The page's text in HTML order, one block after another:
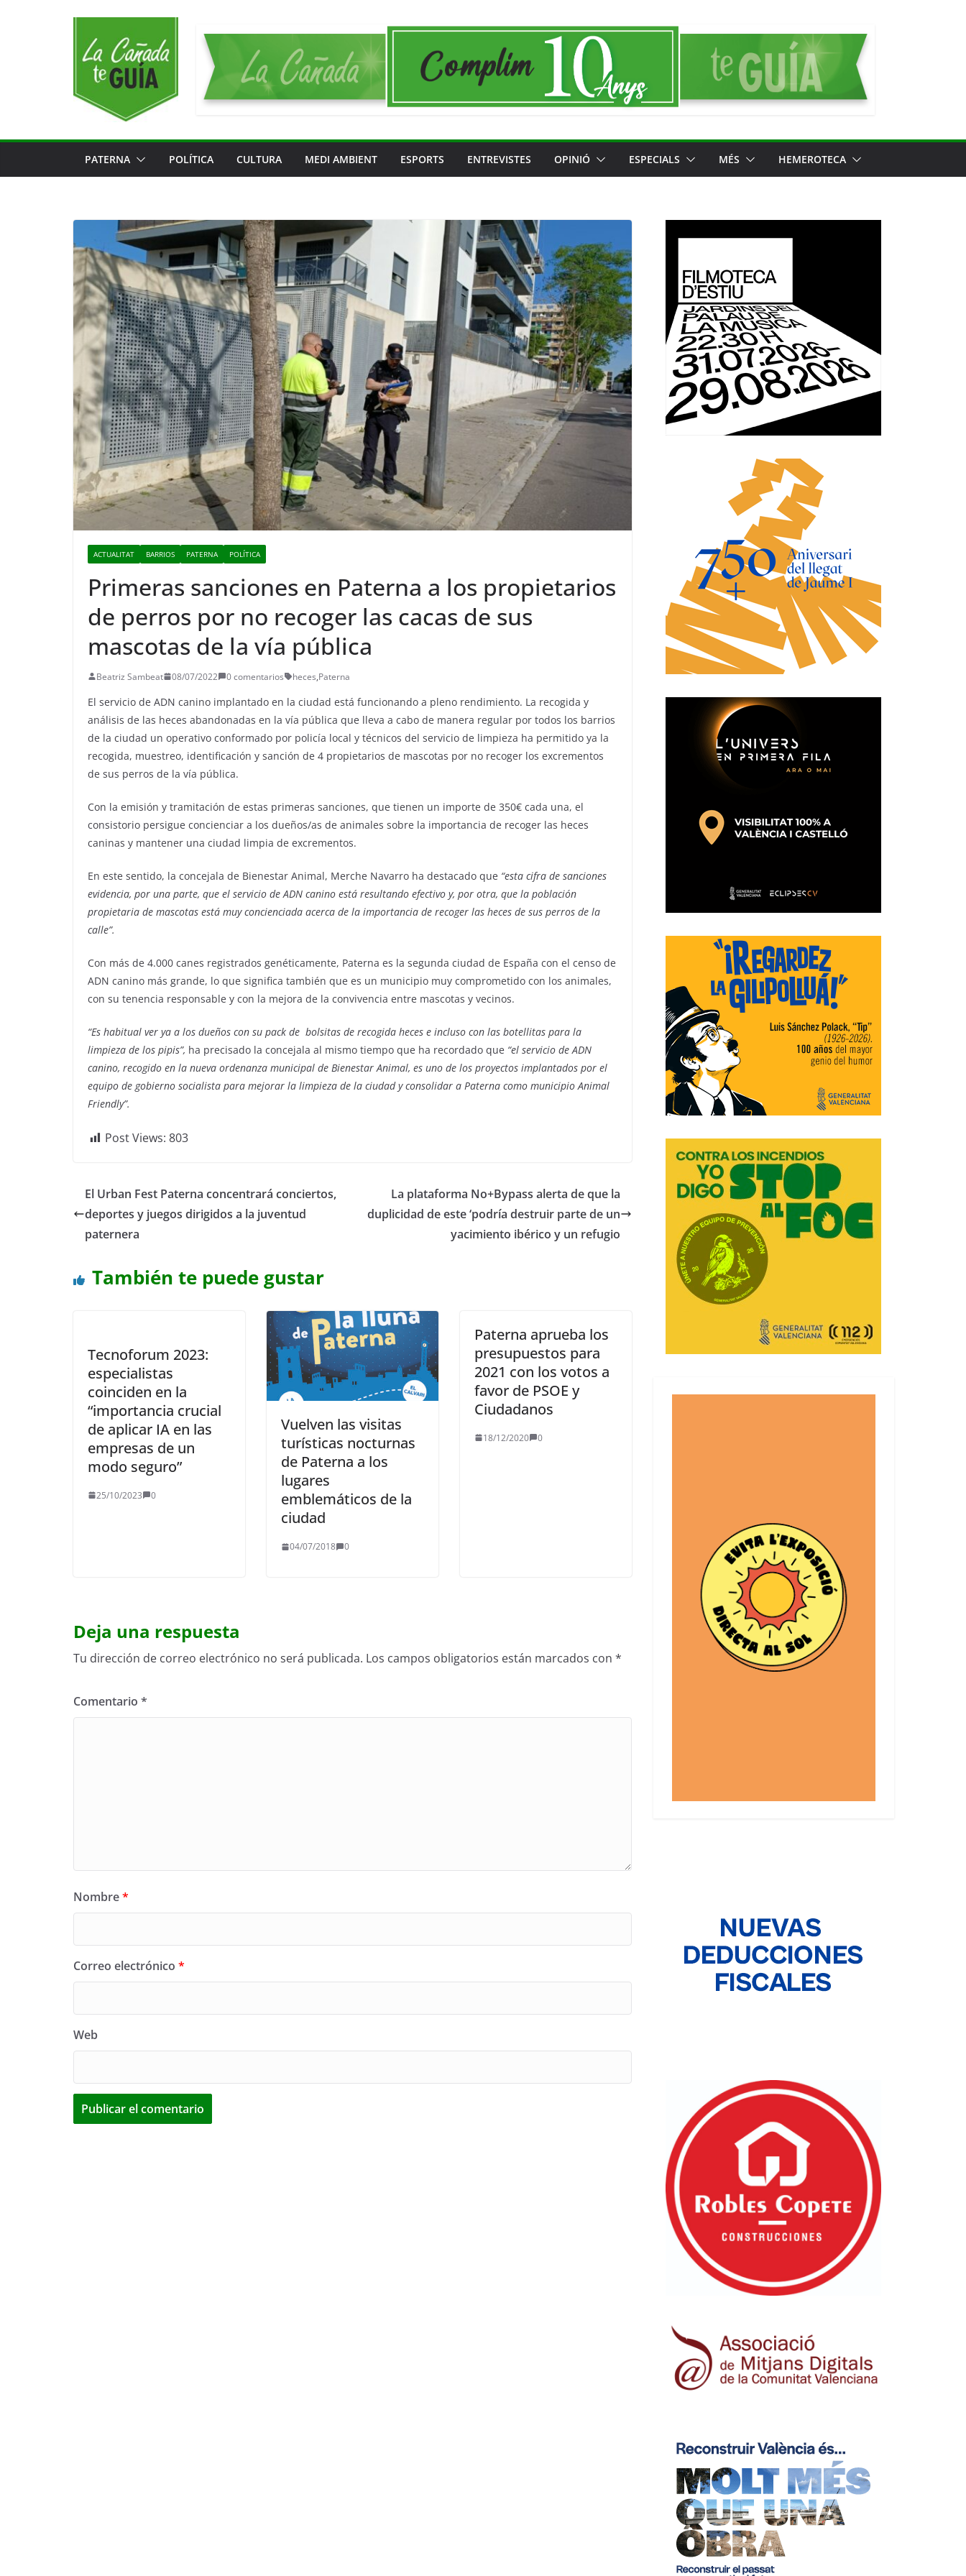
PATERNA POLÍTICA CULTURA MEDI AMBIENT ESPORTS ENTREVISTES OPINIÓ ESPECIALS MÉS HEMEROTECA
ACTUALITAT BARRIOS PATERNA POLÍTICA
Primeras sanciones en Paterna a los propietarios
de perros por no recoger las cacas de sus
mascotas de la vía pública
Beatriz Sambeat 08/07/2022 0 comentarios heces,Paterna
El servicio de ADN canino implantado en la ciudad está funcionando a pleno rendimiento. La recogida y
análisis de las heces abandonadas en la vía pública que lleva a cabo de manera regular por todos los barrios
de la ciudad un operativo conformado por policía local y técnicos del servicio de limpieza ha permitido ya la
recogida, muestreo, identificación y sanción de 4 propietarios de mascotas por no recoger los excrementos
de sus perros de la vía pública.
Con la emisión y tramitación de estas primeras sanciones, que tienen un importe de 350€ cada una, el
consistorio persigue concienciar a los dueños/as de animales sobre la importancia de recoger las heces
caninas y mantener una ciudad limpia de excrementos.
En este sentido, la concejala de Bienestar Animal, Merche Navarro ha destacado que “esta cifra de sanciones
evidencia, por una parte, que el servicio de ADN canino está resultando efectivo y, por otra, que la población
propietaria de mascotas está muy concienciada acerca de la importancia de recoger las heces de sus perros de la
calle”.
Con más de 4.000 canes registrados genéticamente, Paterna es la segunda ciudad de España con el censo de
ADN canino más grande, lo que significa también que es un municipio muy comprometido con los animales,
con su tenencia responsable y con la mejora de la convivencia entre mascotas y vecinos.
“Es habitual ver ya a los dueños con su pack de bolsitas de recogida heces e incluso con las botellitas para la
limpieza de los pipis”, ha precisado la concejala al mismo tiempo que ha recordado que “el servicio de ADN
canino, recogido en la nueva ordenanza municipal de Bienestar Animal, es uno de los proyectos implantados por el
equipo de gobierno socialista para mejorar la limpieza de la ciudad y consolidar a Paterna como municipio Animal
Friendly”.
Post Views: 803
El Urban Fest Paterna concentrará conciertos,
deportes y juegos dirigidos a la juventud
paternera
La plataforma No+Bypass alerta de que la
duplicidad de este ‘podría destruir parte de un
yacimiento ibérico y un refugio
También te puede gustar
Tecnoforum 2023:
especialistas
coinciden en la
“importancia crucial
de aplicar IA en las
empresas de un
modo seguro”
25/10/2023 0
Vuelven las visitas
turísticas nocturnas
de Paterna a los
lugares
emblemáticos de la
ciudad
04/07/2018 0
Paterna aprueba los
presupuestos para
2021 con los votos a
favor de PSOE y
Ciudadanos
18/12/2020 0
Deja una respuesta
Tu dirección de correo electrónico no será publicada. Los campos obligatorios están marcados con *
Comentario *
Nombre*
Correo electrónico *
Web